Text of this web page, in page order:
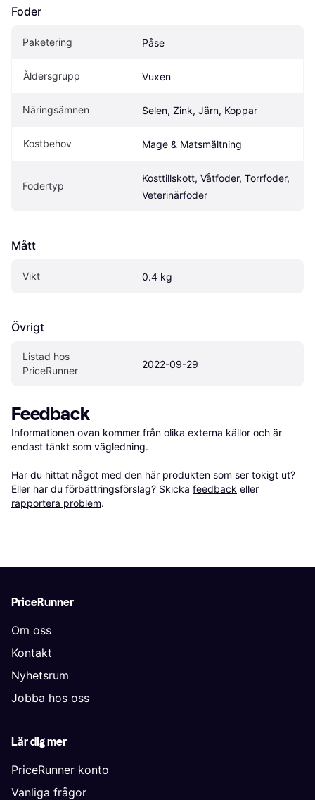
Foder
Paketering Påse
Åldersgrupp Vuxen
Näringsämnen Selen, Zink, Järn, Koppar
Kostbehov Mage & Matsmältning
Fodertyp
Kosttillskott, Våtfoder, Torrfoder,
Veterinärfoder
Mått
Vikt 0.4 kg
Övrigt
Listad hos
PriceRunner
2022-09-29
Feedback
Informationen ovan kommer från olika externa källor och är
endast tänkt som vägledning.
Har du hittat något med den här produkten som ser tokigt ut?
Eller har du förbättringsförslag? Skicka feedback eller
rapportera problem.
PriceRunner
Om oss
Kontakt
Nyhetsrum
Jobba hos oss
Lär dig mer
PriceRunner konto
Vanliga frågor